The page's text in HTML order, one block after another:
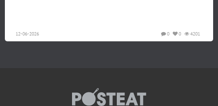
12-06-2026 4201
0
0